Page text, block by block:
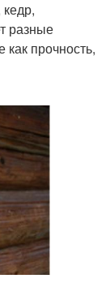
разные
как прочность,